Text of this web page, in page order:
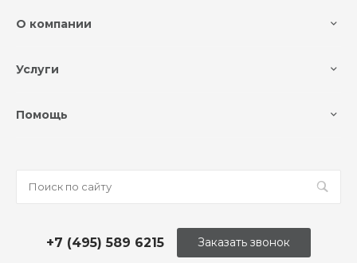
О компании
Услуги
Помощь
+7 (495) 589 6215 Заказать звонок